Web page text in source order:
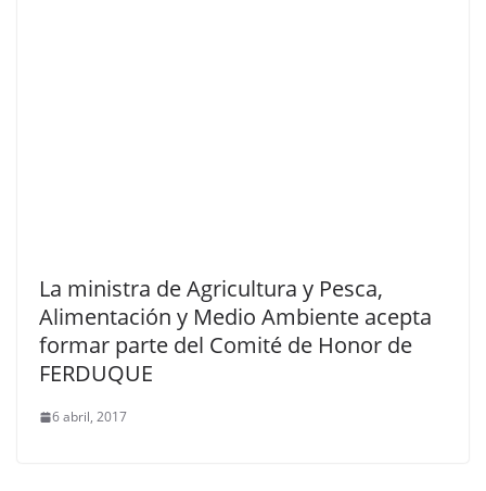
La ministra de Agricultura y Pesca,
Alimentación y Medio Ambiente acepta
formar parte del Comité de Honor de
FERDUQUE
6 abril, 2017